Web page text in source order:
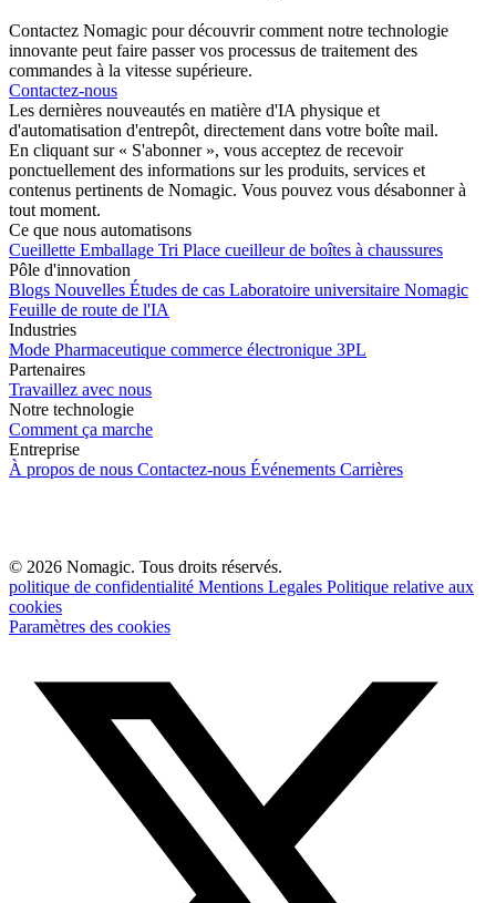
Contactez Nomagic pour découvrir comment notre technologie
innovante peut faire passer vos processus de traitement des
commandes à la vitesse supérieure.
Contactez-nous
Les dernières nouveautés en matière d'IA physique et
d'automatisation d'entrepôt, directement dans votre boîte mail.
En cliquant sur « S'abonner », vous acceptez de recevoir
ponctuellement des informations sur les produits, services et
contenus pertinents de Nomagic. Vous pouvez vous désabonner à
tout moment.
Ce que nous automatisons
Cueillette Emballage Tri Place cueilleur de boîtes à chaussures
Pôle d'innovation
Blogs Nouvelles Études de cas Laboratoire universitaire Nomagic
Feuille de route de l'IA
Industries
Mode Pharmaceutique commerce électronique 3PL
Partenaires
Travaillez avec nous
Notre technologie
Comment ça marche
Entreprise
À propos de nous Contactez-nous Événements Carrières
© 2026 Nomagic. Tous droits réservés.
politique de confidentialité Mentions Legales Politique relative aux
cookies
Paramètres des cookies